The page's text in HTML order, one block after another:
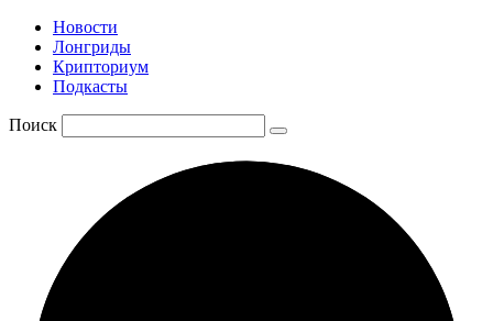
Новости
Лонгриды
Крипториум
Подкасты
Поиск